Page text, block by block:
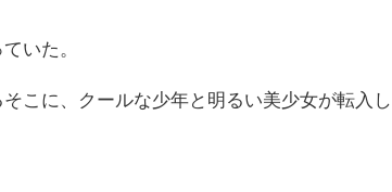
いた。
こに、クールな少年と明るい美少女が転入